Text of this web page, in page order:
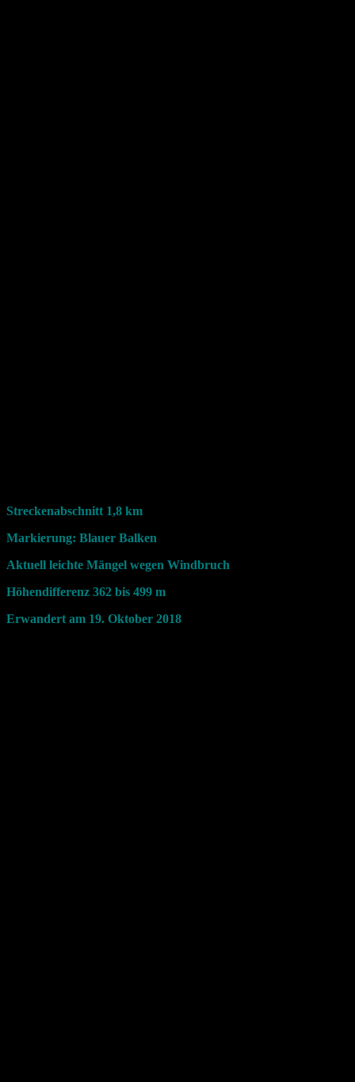
Streckenabschnitt 1,8 km
Markierung: Blauer Balken
Aktuell leichte Mängel wegen Windbruch
Höhendifferenz 362 bis 499 m
Erwandert am 19. Oktober 2018